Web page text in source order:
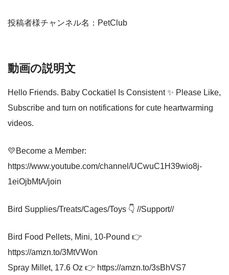
投稿者様チャンネル名：PetClub
動画の説明文
Hello Friends. Baby Cockatiel Is Consistent ✨ Please Like,
Subscribe and turn on notifications for cute heartwarming
videos.
💛Become a Member:
https://www.youtube.com/channel/UCwuC1H39wio8j-
1eiOjbMtA/join
Bird Supplies/Treats/Cages/Toys 👇 //Support//
Bird Food Pellets, Mini, 10-Pound 👉
https://amzn.to/3MtVWon
Spray Millet, 17.6 Oz 👉 https://amzn.to/3sBhVS7